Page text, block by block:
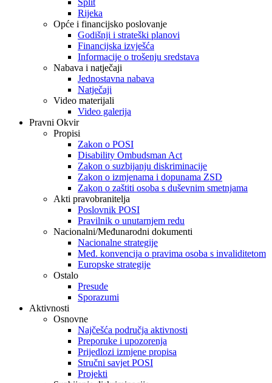
Split
Rijeka
Opće i financijsko poslovanje
Godišnji i strateški planovi
Financijska izvješća
Informacije o trošenju sredstava
Nabava i natječaji
Jednostavna nabava
Natječaji
Video materijali
Video galerija
Pravni Okvir
Propisi
Zakon o POSI
Disability Ombudsman Act
Zakon o suzbijanju diskriminacije
Zakon o izmjenama i dopunama ZSD
Zakon o zaštiti osoba s duševnim smetnjama
Akti pravobranitelja
Poslovnik POSI
Pravilnik o unutarnjem redu
Nacionalni/Međunarodni dokumenti
Nacionalne strategije
Međ. konvencija o pravima osoba s invaliditetom
Europske strategije
Ostalo
Presude
Sporazumi
Aktivnosti
Osnovne
Najčešća područja aktivnosti
Preporuke i upozorenja
Prijedlozi izmjene propisa
Stručni savjet POSI
Projekti